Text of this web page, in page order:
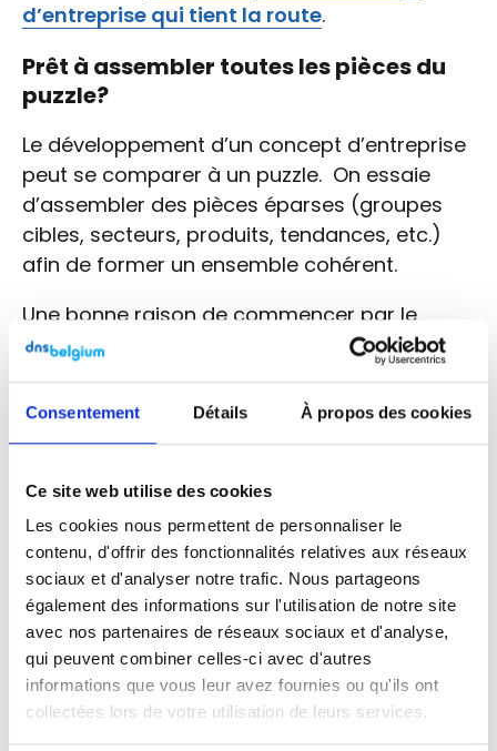
Consentement Détails À propos des cookies
Ce site web utilise des cookies
Les cookies nous permettent de personnaliser le
contenu, d'offrir des fonctionnalités relatives aux réseaux
sociaux et d'analyser notre trafic. Nous partageons
également des informations sur l'utilisation de notre site
avec nos partenaires de réseaux sociaux et d'analyse,
qui peuvent combiner celles-ci avec d'autres
informations que vous leur avez fournies ou qu'ils ont
collectées lors de votre utilisation de leurs services.
d’entreprise qui tient la route.
Prêt à assembler toutes les pièces du
puzzle?
Le développement d’un concept d’entreprise
peut se comparer à un puzzle. On essaie
d’assembler des pièces éparses (groupes
cibles, secteurs, produits, tendances, etc.)
afin de former un ensemble cohérent.
Une bonne raison de commencer par le
concept d’entreprise : une fois que vous
aurez trouvé un concept d’entreprise solide,
il vous aidera à trouver un nom pour votre
dans un environnement agréable) en est un
exemple frappant.
L’adresse internet de votre idée est-
elle toujours disponible ?